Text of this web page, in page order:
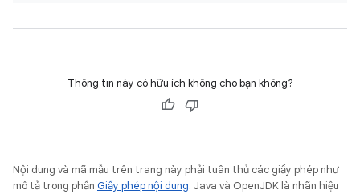
Thông tin này có hữu ích không cho bạn không?
Nội dung và mã mẫu trên trang này phải tuân thủ các giấy phép như
mô tả trong phần Giấy phép nội dung. Java và OpenJDK là nhãn hiệu